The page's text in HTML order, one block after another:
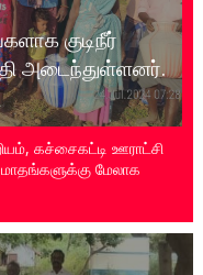
குடிநீர்
அடைந்துள்ளனர்.
கச்சைகட்டி ஊராட்சி
மேலாக